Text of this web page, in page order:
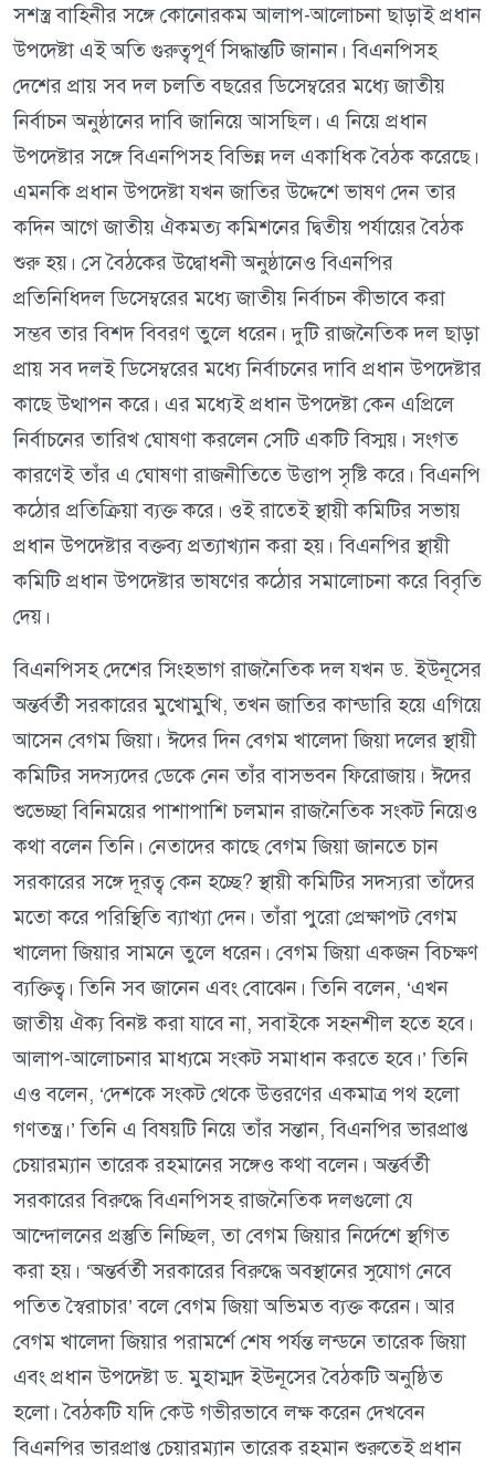
সশস্ত্র বাহিনীর সঙ্গে কোনোরকম আলাপ-আলোচনা ছাড়াই প্রধান
উপদেষ্টা এই অতি গুরুত্বপূর্ণ সিদ্ধান্তটি জানান। বিএনপিসহ
দেশের প্রায় সব দল চলতি বছরের ডিসেম্বরের মধ্যে জাতীয়
নির্বাচন অনুষ্ঠানের দাবি জানিয়ে আসছিল। এ নিয়ে প্রধান
উপদেষ্টার সঙ্গে বিএনপিসহ বিভিন্ন দল একাধিক বৈঠক করেছে।
এমনকি প্রধান উপদেষ্টা যখন জাতির উদ্দেশে ভাষণ দেন তার
কদিন আগে জাতীয় ঐকমত্য কমিশনের দ্বিতীয় পর্যায়ের বৈঠক
শুরু হয়। সে বৈঠকের উদ্বোধনী অনুষ্ঠানেও বিএনপির
প্রতিনিধিদল ডিসেম্বরের মধ্যে জাতীয় নির্বাচন কীভাবে করা
সম্ভব তার বিশদ বিবরণ তুলে ধরেন। দুটি রাজনৈতিক দল ছাড়া
প্রায় সব দলই ডিসেম্বরের মধ্যে নির্বাচনের দাবি প্রধান উপদেষ্টার
কাছে উত্থাপন করে। এর মধ্যেই প্রধান উপদেষ্টা কেন এপ্রিলে
নির্বাচনের তারিখ ঘোষণা করলেন সেটি একটি বিস্ময়। সংগত
কারণেই তাঁর এ ঘোষণা রাজনীতিতে উত্তাপ সৃষ্টি করে। বিএনপি
কঠোর প্রতিক্রিয়া ব্যক্ত করে। ওই রাতেই স্থায়ী কমিটির সভায়
প্রধান উপদেষ্টার বক্তব্য প্রত্যাখ্যান করা হয়। বিএনপির স্থায়ী
কমিটি প্রধান উপদেষ্টার ভাষণের কঠোর সমালোচনা করে বিবৃতি
দেয়।
বিএনপিসহ দেশের সিংহভাগ রাজনৈতিক দল যখন ড. ইউনূসের
অন্তর্বর্তী সরকারের মুখোমুখি, তখন জাতির কান্ডারি হয়ে এগিয়ে
আসেন বেগম জিয়া। ঈদের দিন বেগম খালেদা জিয়া দলের স্থায়ী
কমিটির সদস্যদের ডেকে নেন তাঁর বাসভবন ফিরোজায়। ঈদের
শুভেচ্ছা বিনিময়ের পাশাপাশি চলমান রাজনৈতিক সংকট নিয়েও
কথা বলেন তিনি। নেতাদের কাছে বেগম জিয়া জানতে চান
সরকারের সঙ্গে দূরত্ব কেন হচ্ছে? স্থায়ী কমিটির সদস্যরা তাঁদের
মতো করে পরিস্থিতি ব্যাখ্যা দেন। তাঁরা পুরো প্রেক্ষাপট বেগম
খালেদা জিয়ার সামনে তুলে ধরেন। বেগম জিয়া একজন বিচক্ষণ
ব্যক্তিত্ব। তিনি সব জানেন এবং বোঝেন। তিনি বলেন, ‘এখন
জাতীয় ঐক্য বিনষ্ট করা যাবে না, সবাইকে সহনশীল হতে হবে।
আলাপ-আলোচনার মাধ্যমে সংকট সমাধান করতে হবে।’ তিনি
এও বলেন, ‘দেশকে সংকট থেকে উত্তরণের একমাত্র পথ হলো
গণতন্ত্র।’ তিনি এ বিষয়টি নিয়ে তাঁর সন্তান, বিএনপির ভারপ্রাপ্ত
চেয়ারম্যান তারেক রহমানের সঙ্গেও কথা বলেন। অন্তর্বর্তী
সরকারের বিরুদ্ধে বিএনপিসহ রাজনৈতিক দলগুলো যে
আন্দোলনের প্রস্তুতি নিচ্ছিল, তা বেগম জিয়ার নির্দেশে স্থগিত
করা হয়। ‘অন্তর্বর্তী সরকারের বিরুদ্ধে অবস্থানের সুযোগ নেবে
পতিত স্বৈরাচার’ বলে বেগম জিয়া অভিমত ব্যক্ত করেন। আর
বেগম খালেদা জিয়ার পরামর্শে শেষ পর্যন্ত লন্ডনে তারেক জিয়া
এবং প্রধান উপদেষ্টা ড. মুহাম্মদ ইউনূসের বৈঠকটি অনুষ্ঠিত
হলো। বৈঠকটি যদি কেউ গভীরভাবে লক্ষ করেন দেখবেন
বিএনপির ভারপ্রাপ্ত চেয়ারম্যান তারেক রহমান শুরুতেই প্রধান